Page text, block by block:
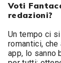
Voti
redazioni?
Un tempo ci
romantici,
app, lo sanno